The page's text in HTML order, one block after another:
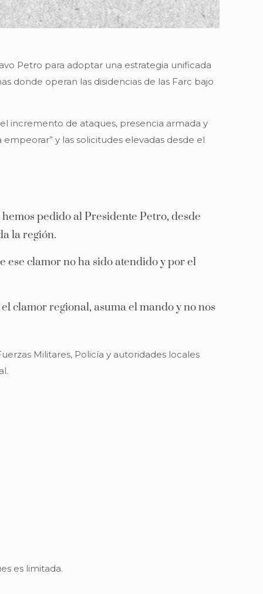
Petro para adoptar una estrategia unificada
donde operan las disidencias de las Farc bajo
incremento de ataques, presencia armada y
y las solicitudes elevadas desde el
pedido al Presidente Petro, desde
la región.
ese clamor no ha sido atendido y por el
clamor regional, asuma el mando y no nos
Militares, Policía y autoridades locales
es limitada.